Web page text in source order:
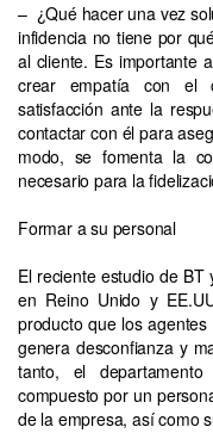
– ¿Qué hacer una vez
infidencia no tiene por
al cliente. Es importante
crear empatía con el
satisfacción ante la
contactar con él para
modo, se fomenta la
necesario para la
Formar a su personal
El reciente estudio de
en Reino Unido y
producto que los
genera desconfianza y
tanto, el
compuesto por un
de la empresa, así como